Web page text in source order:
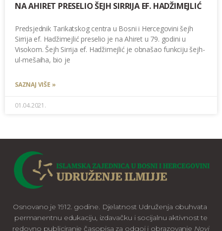
NA AHIRET PRESELIO ŠEJH SIRRIJA EF. HADŽIMEJLIĆ
Predsjednik Tarikatskog centra u Bosni i Hercegovini šejh
Sirrija ef. Hadžimejlić preselio je na Ahiret u 79. godini u
Visokom. Šejh Sirrija ef. Hadžimejlić je obnašao funkciju šejh-
ul-mešaiha, bio je
SAZNAJ VIŠE »
01.04.2021.
Osnovano je 1912. godine. Djelatnost Udruženja obuhvata
permanentnu edukaciju, izdavačku i socijalnu aktivnost te
redovno publiciranje časopisa za odgoj i obrazovanje Novi